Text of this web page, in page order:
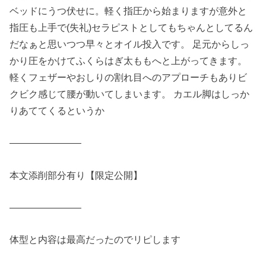
ベッドにうつ伏せに。軽く指圧から始まりますが意外と
指圧も上手で(失礼)セラピストとしてもちゃんとしてるん
だなぁと思いつつ早々とオイル投入です。 足元からしっ
かり圧をかけてふくらはぎ太ももへと上がってきます。
軽くフェザーやおしりの割れ目へのアプローチもありビ
クビク感じて腰が動いてしまいます。 カエル脚はしっか
りあててくるというか
———————–
本文添削部分有り【限定公開】
———————–
体型と内容は最高だったのでリピします